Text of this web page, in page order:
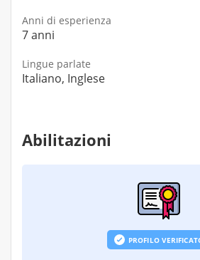
Anni di esperienza
7 anni
Lingue parlate
Italiano, Inglese
Abilitazioni
PROFILO